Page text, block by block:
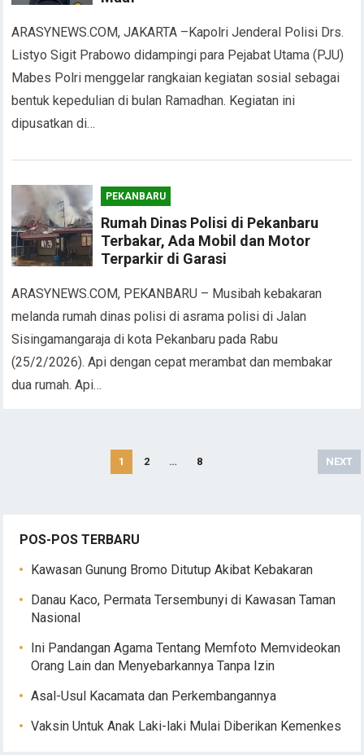
ARASYNEWS.COM, JAKARTA –Kapolri Jenderal Polisi Drs.
Listyo Sigit Prabowo didampingi para Pejabat Utama (PJU)
Mabes Polri menggelar rangkaian kegiatan sosial sebagai
bentuk kepedulian di bulan Ramadhan. Kegiatan ini
dipusatkan di…
PEKANBARU
Rumah Dinas Polisi di Pekanbaru
Terbakar, Ada Mobil dan Motor
Terparkir di Garasi
ARASYNEWS.COM, PEKANBARU – Musibah kebakaran
melanda rumah dinas polisi di asrama polisi di Jalan
Sisingamangaraja di kota Pekanbaru pada Rabu
(25/2/2026). Api dengan cepat merambat dan membakar
dua rumah. Api…
1 2 … 8 NEXT
POS-POS TERBARU
Kawasan Gunung Bromo Ditutup Akibat Kebakaran
Danau Kaco, Permata Tersembunyi di Kawasan Taman
Nasional
Ini Pandangan Agama Tentang Memfoto Memvideokan
Orang Lain dan Menyebarkannya Tanpa Izin
Asal-Usul Kacamata dan Perkembangannya
Vaksin Untuk Anak Laki-laki Mulai Diberikan Kemenkes